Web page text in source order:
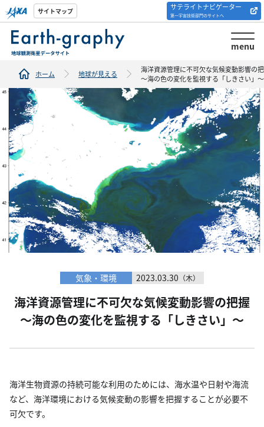
サイトマップ サテライトナビゲーター
第一宇宙技術部門のサイトへ
menu
解析ツール/サイトの
紹介
ホーム 地球が見える
海洋資源管理に不可欠な気候変動影響の
～海の色の変化を監視する「しきさい」～
気象・環境 2023.03.30 （木）
海洋資源管理に不可欠な気候変動影響の把握
～海の色の変化を監視する「しきさい」～
海洋生物資源の持続可能な利用のためには、海水温や日射や海流
など、海洋環境における気候変動の影響を把握することが必要不
可欠です。